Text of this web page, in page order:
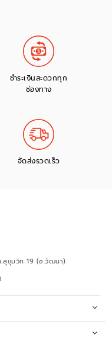
ชำระเงินสะดวกทุก
ช่องทาง
จัดส่งรวดเร็ว
สุขุมวิท 19 (ซ.วัฒนา)